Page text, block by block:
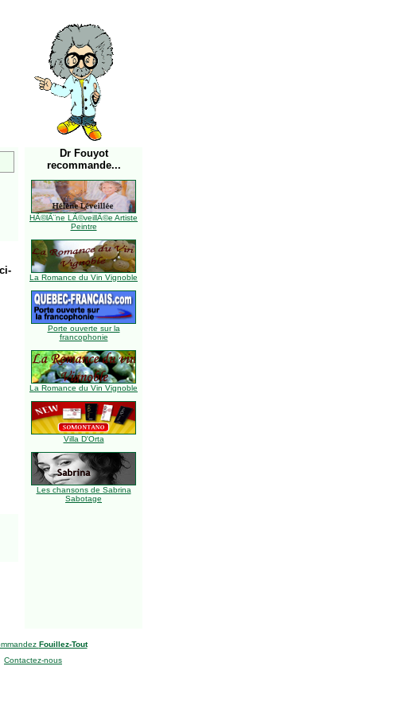
Dr Fouyot
recommande...
HÃ©lÃ¨ne LÃ©veillÃ©e Artiste
Peintre
La Romance du Vin Vignoble
Porte ouverte sur la
francophonie
La Romance du Vin Vignoble
Villa D'Orta
Les chansons de Sabrina
Sabotage
Fouillez-Tout
Contactez-nous